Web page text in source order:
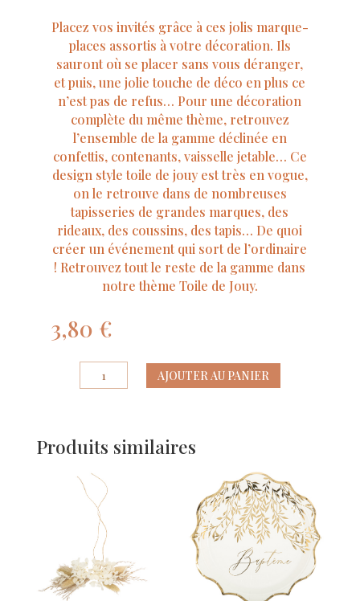
Placez vos invités grâce à ces jolis marque-
places assortis à votre décoration. Ils
sauront où se placer sans vous déranger,
et puis, une jolie touche de déco en plus ce
n’est pas de refus… Pour une décoration
complète du même thème, retrouvez
l’ensemble de la gamme déclinée en
confettis, contenants, vaisselle jetable… Ce
design style toile de jouy est très en vogue,
on le retrouve dans de nombreuses
tapisseries de grandes marques, des
rideaux, des coussins, des tapis… De quoi
créer un événement qui sort de l’ordinaire
! Retrouvez tout le reste de la gamme dans
notre thème Toile de Jouy.
3,80 €
quantité
de
Places
de
Jouy
Blanc,
Bleu
et
Or
8
AJOUTER AU PANIER
Produits similaires